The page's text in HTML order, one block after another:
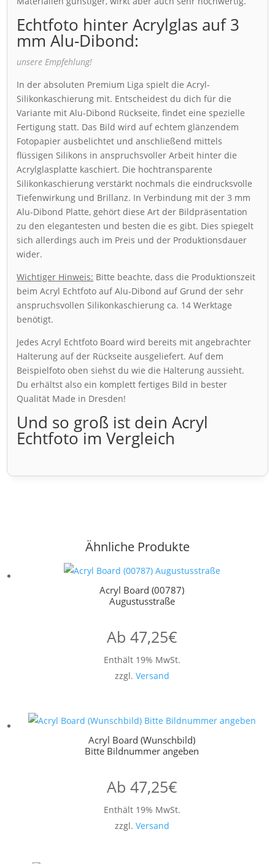
Echtfoto hinter Acrylglas auf 3
mm Alu-Dibond:
unsere Empfehlung!
In der absoluten Premium Liga spielt die Acryl-
Silikonkaschierung mit. Entscheidest du dich für die
Variante mit Alu-Dibond Rückseite, findet eine spezielle
Fertigung statt. Das Bild wird auf echtem glänzendem
Fotopapier ausbelichtet und anschließend mittels
flüssigen Silikons in anspruchsvoller Arbeit hinter die
Acrylglasplatte kaschiert. Die hochtransparente
Silikonkaschierung verstärkt nochmals die eindrucksvolle
Tiefenwirkung und Brillanz. In Verbindung mit der 3 mm
Alu-Dibond Platte, gehört diese Art der Bildpräsentation
zu den elegantesten und besten die es gibt. Dies spiegelt
sich allerdings auch im Preis und der Produktionsdauer
wider.
Wichtiger Hinweis: Bitte beachte, dass die Produktionszeit
beim Acryl Echtfoto auf Alu-Dibond auf Grund der sehr
anspruchsvollen Silikonkaschierung ca. 14 Werktage
benötigt.
Jedes Acryl Echtfoto Board wird bereits mit angebrachter
Halterung auf der Rückseite ausgeliefert. Auf dem
Beispielfoto oben siehst du wie die Halterung aussieht.
Du erhältst also ein komplett fertiges Bild in bester
Qualität Made in Dresden!
Und so groß ist dein Acryl
Echtfoto im Vergleich
Ähnliche Produkte
Acryl Board (00787)
Augustusstraße
Ab 47,25€
Enthält 19% MwSt.
zzgl. Versand
Acryl Board (Wunschbild)
Bitte Bildnummer angeben
Ab 47,25€
Enthält 19% MwSt.
zzgl. Versand